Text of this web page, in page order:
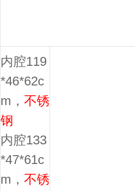
内腔119
*46*62c
m，不锈
钢
内腔133
*47*61c
m，不锈